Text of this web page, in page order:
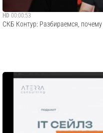
HD 00:00:53
СКБ Контур: Разбираемся,